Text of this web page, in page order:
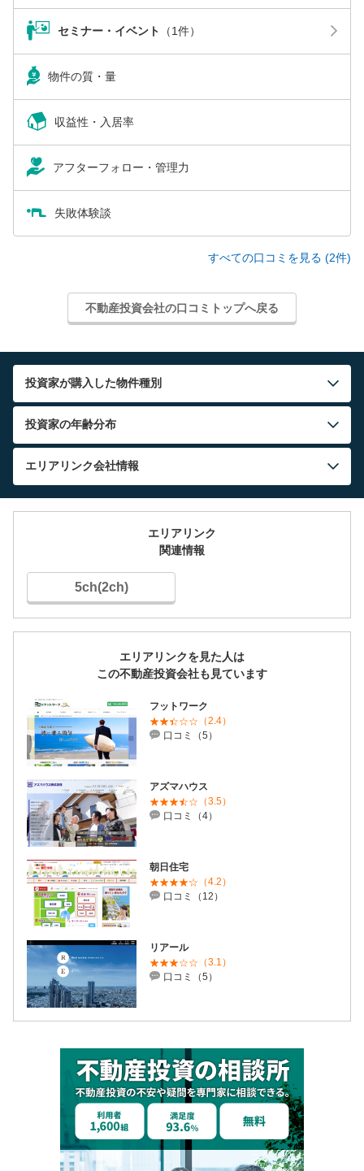
セミナー・イベント （1件）
物件の質・量
収益性・入居率
アフターフォロー・管理力
失敗体験談
すべての口コミを見る (2件)
不動産投資会社の口コミトップへ戻る
投資家が購入した物件種別
投資家の年齢分布
エリアリンク会社情報
エリアリンク
関連情報
5ch(2ch)
エリアリンクを見た人は
この不動産投資会社も見ています
フットワーク
（2.4）
口コミ（5）
アズマハウス
（3.5）
口コミ（4）
朝日住宅
（4.2）
口コミ（12）
リアール
（3.1）
口コミ（5）